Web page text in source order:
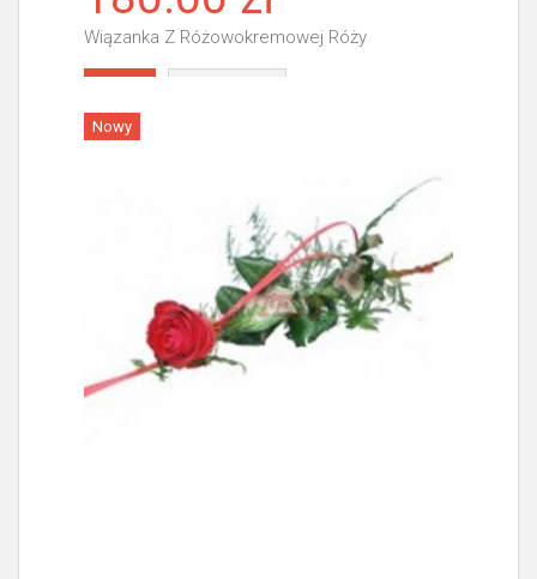
Wiązanka Z Różowokremowej Róży
Nowy